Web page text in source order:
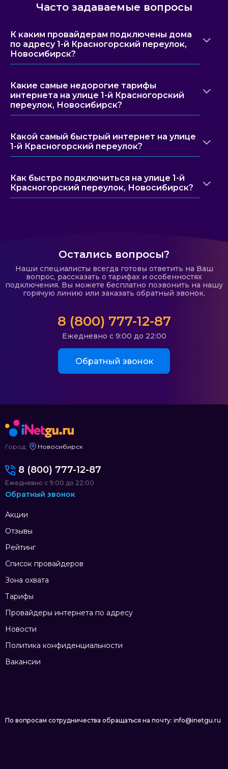
Часто задаваемые вопросы
К каким провайдерам подключены дома
по адресу 1-й Красногорский переулок,
Новосибирск?
Какие самые недорогие тарифы
интернета на улице 1-й Красногорский
переулок, Новосибирск?
Какой самый быстрый интернет на улице
1-й Красногорский переулок?
Как быстро подключиться на улице 1-й
Красногорский переулок, Новосибирск?
Остались вопросы?
Наши специалисты всегда готовы ответить на Ваш
вопрос, рассказать о тарифах и особенностях
подключения. Вы можете бесплатно позвонить на нашу
горячую линию или заказать обратный звонок.
8 (800) 777-12-87
Ежедневно с 9:00 до 22:00
Обратный звонок
Город: Новосибирск
Акции
Отзывы
Рейтинг
Список провайдеров
Зона охвата
Тарифы
Провайдеры интернета по адресу
Новости
Политика конфиденциальности
Вакансии
8 (800) 777-12-87
Ежедневно с 9:00 до 22:00
Обратный звонок
По вопросам сотрудничества обращаться на почту: info@inetgu.ru